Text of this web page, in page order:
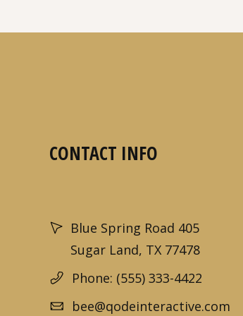
CONTACT INFO
Blue Spring Road 405
Sugar Land, TX 77478
Phone: (555) 333-4422
bee@qodeinteractive.com